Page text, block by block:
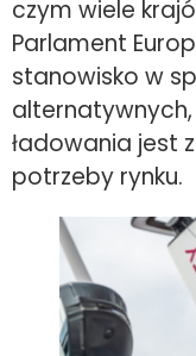
czym wiele
Parlament
stanowisko w
ładowania jest
potrzeby rynku.